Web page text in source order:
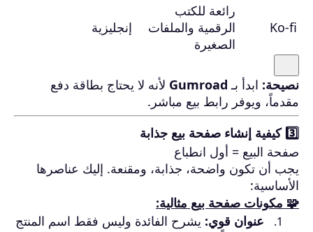
Ko-fi
رائعة للكتب
الرقمية والملفات
الصغيرة
إنجليزية
نصيحة: ابدأ بـ Gumroad لأنه لا يحتاج بطاقة دفع
مقدماً، ويوفر رابط بيع مباشر.
3️⃣ كيفية إنشاء صفحة بيع جذابة
صفحة البيع = أول انطباع
يجب أن تكون واضحة، جذابة، ومقنعة. إليك عناصرها
الأساسية:
🧩 مكونات صفحة بيع مثالية:
عنوان قوي: يشرح الفائدة وليس فقط اسم المنتج